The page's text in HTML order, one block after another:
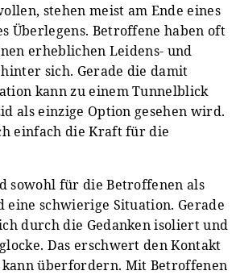
stehen meist am Ende eines
Überlegens. Betroffene haben oft
erheblichen Leidens- und
sich. Gerade die damit
kann zu einem Tunnelblick
als einzige Option gesehen wird.
einfach die Kraft für die
sowohl für die Betroffenen als
eine schwierige Situation. Gerade
durch die Gedanken isoliert und
Das erschwert den Kontakt
überfordern. Mit Betroffenen